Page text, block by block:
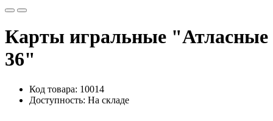
Карты игральные "Атласные
36"
Код товара: 10014
Доступность: На складе